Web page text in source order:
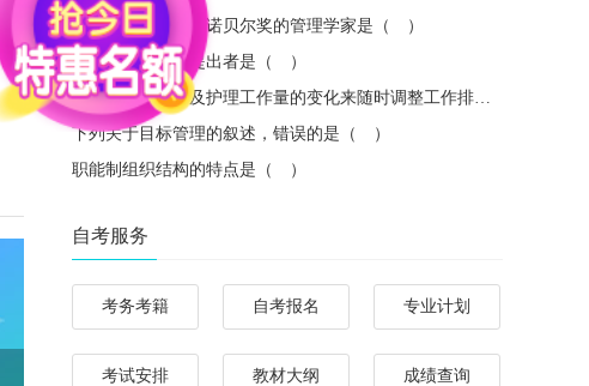
迄今为止唯一获得诺贝尔奖的管理学家是（ ）
管理例外原理的提出者是（ ）
根据病人的多少及护理工作量的变化来随时调整工作排班，体现了管理中的（ ）
下列关于目标管理的叙述，错误的是（ ）
职能制组织结构的特点是（ ）
自考服务
考务考籍 自考报名 专业计划
考试安排 教材大纲 成绩查询